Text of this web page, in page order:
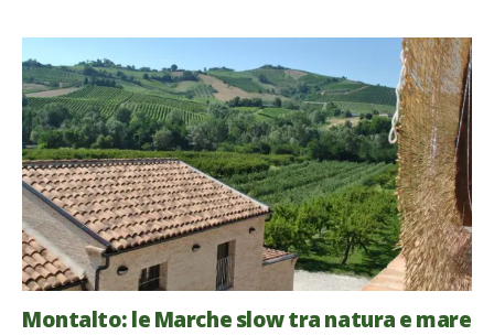
Montalto: le Marche slow tra natura e mare